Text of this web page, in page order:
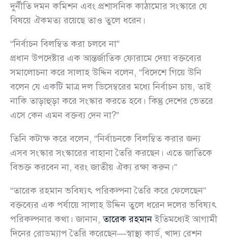
দুর্নীতি দমন কমিশন এবং প্রশাসনিক কাঠামোর সংস্কারে যে
বিষয়ে ঐকমত্য রয়েছে তাও তুলে ধরেন।
“নির্বাচন বিলম্বিত করা চলবে না”
প্রধান উপদেষ্টার এক আন্তর্জাতিক ফোরামে দেয়া বক্তব্যের
সমালোচনা করে সালাহ উদ্দিন বলেন, “বিদেশে গিয়ে উনি
বলেন যে একটি মাত্র দল ডিসেম্বরের মধ্যে নির্বাচন চায়, তাই
নাকি তাড়াহুড়া করে সংস্কার করতে হবে। কিন্তু দেশের ভেতরে
এসে কেন এমন বক্তব্য দেন না?”
তিনি কটাক্ষ করে বলেন, “নির্বাচনকে বিলম্বিত করার জন্য
এসব সংস্কার সংস্কারের বাহানা তৈরি করছেন। এতে জাতিকে
বিভক্ত করবেন না, বরং জাতীয় ঐক্য রক্ষা করুন।”
“তারেক রহমান ভবিষ্যৎ পরিকল্পনা তৈরি করে ফেলেছেন”
বক্তব্যের এক পর্যায়ে সালাহ উদ্দিন তুলে ধরেন দলের ভবিষ্যৎ
পরিকল্পনার কথা। জানান,তারেক রহমানইতিমধ্যেই আগামী
দিনের রোডম্যাপ তৈরি করেছেন—স্বাস্থ্য কার্ড, খাদ্য রেশন